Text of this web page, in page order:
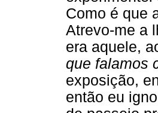
Como é que
Atrevo-me a
era aquele,
que falamos
exposição,
então eu